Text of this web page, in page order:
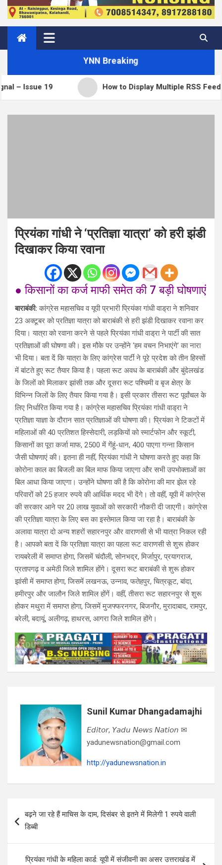
YNN Breaking
19 How to Display Multiple RSS Feeds on One
प्रियंका गांधी ने ‘प्रतिज्ञा यात्रा’ को हरी झंडी
दिखाकर किया रवाना
● किसानों का कर्ज माफी समेत की 7 बड़ी घोषणाएं
बाराबंकी: कांग्रेस महासचिव व यूपी प्रभारी प्रियंका गांधी वाड्रा ने शनिवार
23 अक्टूबर को प्रतिज्ञा यात्रा को बाराबंकी से हरी झंडी दिखाकर रवाना कर
दिया। यात्रा को रवाना करने से पहले प्रियंका गांधी वाड्रा ने पार्टी की सात
प्रतिज्ञाओं की घोषणा की। इस मौके पर उन्होंने ‘हम वचन निभाएंगे’ का नारा
भी दिया। बता दें कि यात्रा के लिए कांग्रेस पार्टी ने पूरे प्रदेश को तीन हिस्सों
में बांटते हुए रूट तैयार किया है। पहला रूट अवध के बाराबंकी और बुंदेलखंड
के जिलों को मिलाकर झांसी तक और दूसरा रूट पश्चिमी व बृज क्षेत्र के
विभिन्न जिलों के लिए तैयार किया गया है। इसी प्रकार तीसरा रूट पूर्वांचल के
लिए निर्धारित किया गया है। कांग्रेस महासचिव प्रियंका गांधी वाड्रा ने
प्रतिज्ञा याज्ञा के दौरान सात प्रतिज्ञाओं की घोषणा की। प्रियंका ने टिकटों में
महिलाओं की 40 प्रतिशत हिस्सेदारी, लड़कियों को स्मार्टफोन और स्कूटी,
किसानों का पूरा कर्जा माफ, 2500 में गेंहूं-धान, 400 पाएगा गन्ना किसान
जैसी घोषणाएं की। इतना ही नहीं, प्रियंका गांधी ने घोषणा करते हुए कहा कि
कोरोना काल का बिजली का बिल माफ किया जाएगा और सभी उपभोक्ताओं का
बिल आधा किया जाएगा। उन्होंने घोषणा की है कि कोरोना की मार झेल रहे
परिवारों को 25 हजार रुपये की आर्थिक मदद भी देंगे। तो वहीं, यूपी में कांग्रेस
की सरकार आने पर 20 लाख युवाओं को सरकारी नौकरी दी जाएगी। कांग्रेस
की प्रतिज्ञा यात्रा के लिए बस का इस्तेमाल किया जा रहा है। बाराबंकी के
अलावा यात्रा दो अन्य शहरों सहारनपुर और वाराणसी से भी यात्रा निकल रही
है। आपको बता दें कि प्रतिज्ञा यात्रा का पहला रूट वाराणसी से शुरू होकर
रायबरेली में समाप्त होगा, जिसमें चंदौली, सोनभद्र, मिर्जापुर, प्रयागराज,
प्रतापगढ़ व अमेठी जिले शामिल होंगे। दूसरा रूट बाराबंकी से शुरू होकर
झांसी में समाप्त होगा, जिसमें लखनऊ, उन्नाव, फतेहपुर, चित्रकूट, बांदा,
हमीरपुर और जालौन जिले शामिल होंगें। वहीं, तीसरा रूट सहारनपुर से शुरू
होकर मथुरा में समाप्त होगा, जिसमें मुजफ्फरनगर, बिजनौर, मुरादाबाद, रामपुर,
बरेली, बदायूं, अलीगढ़, हाथरस, आगरा जिले शामिल होंगे।
Sunil Kumar Dhangadamajhi
𝘌𝘥𝘪𝘵𝘰𝘳, 𝘠𝘢𝘥𝘶 𝘕𝘦𝘸𝘴 𝘕𝘢𝘵𝘪𝘰𝘯 ✉
yadunewsnation@gmail.com
http://yadunewsnation.in
navigation
बढ़ने जा रहे हैं माचिस के दाम, दिसंबर से इतने में मिलेगी 1 रुपये वाली
डिब्बी
प्रियंका गांधी के महिला कार्ड: यूपी में संजीवनी का असर उत्तराखंड में ​